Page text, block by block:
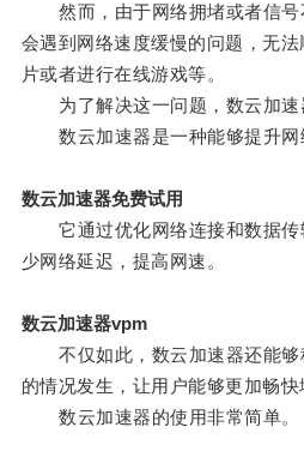
然而，由于网络拥堵或者信号
会遇到网络速度缓慢的问题，无
片或者进行在线游戏等。
为了解决这一问题，数云加速
数云加速器是一种能够提升网
数云加速器免费试用
它通过优化网络连接和数据传
少网络延迟，提高网速。
数云加速器vpm
不仅如此，数云加速器还能够
的情况发生，让用户能够更加畅快
数云加速器的使用非常简单。